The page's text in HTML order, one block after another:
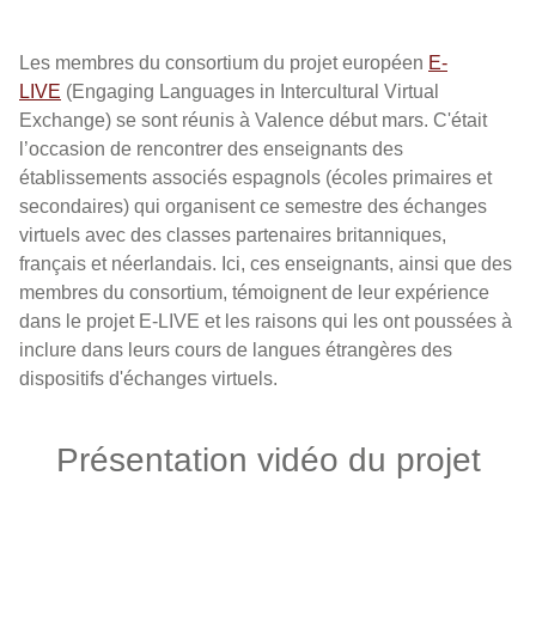
Les membres du consortium du projet européen E-
LIVE (Engaging Languages in Intercultural Virtual
Exchange) se sont réunis à Valence début mars. C'était
l’occasion de rencontrer des enseignants des
établissements associés espagnols (écoles primaires et
secondaires) qui organisent ce semestre des échanges
virtuels avec des classes partenaires britanniques,
français et néerlandais. Ici, ces enseignants, ainsi que des
membres du consortium, témoignent de leur expérience
dans le projet E-LIVE et les raisons qui les ont poussées à
inclure dans leurs cours de langues étrangères des
dispositifs d'échanges virtuels.
Présentation vidéo du projet